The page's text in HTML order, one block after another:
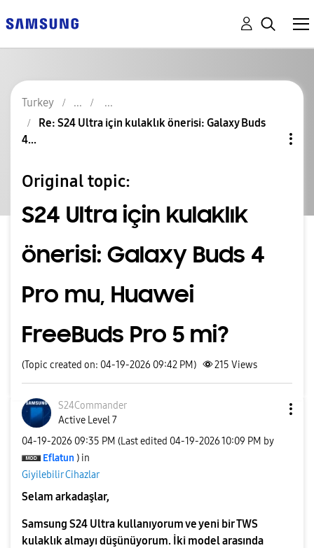
Turkey
Re: S24 Ultra için kulaklık önerisi: Galaxy Buds
4...
Original topic:
S24 Ultra için kulaklık
önerisi: Galaxy Buds 4
Pro mu, Huawei
FreeBuds Pro 5 mi?
(Topic created on: 04-19-2026 09:42 PM) 215 Views
S24Commander
Active Level 7
‎04-19-2026 09:35 PM (Last edited ‎04-19-202610:09 PM by
Eflatun ) in
Giyilebilir Cihazlar
Selam arkadaşlar,
Samsung S24 Ultra kullanıyorum ve yeni bir TWS
kulaklık almayı düşünüyorum. İki model arasında